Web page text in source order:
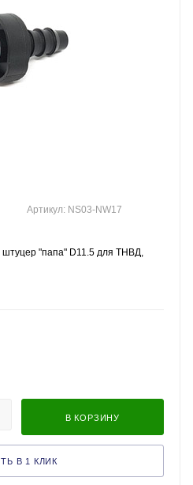
Артикул: NS03-NW17
"папа" D11.5 для ТНВД,
В КОРЗИНУ
В 1 КЛИК